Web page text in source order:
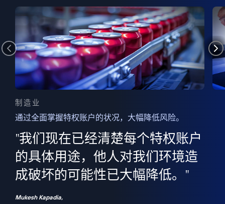
制造业
通过全面掌握特权账户的状况，大幅降低风险。
"我们现在已经清楚每个特权账户
的具体用途，他人对我们环境造
成破坏的可能性已大幅降低。"
Mukesh Kapadia,